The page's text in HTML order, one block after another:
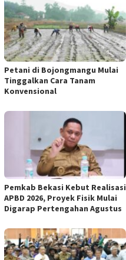
Petani di Bojongmangu Mulai
Tinggalkan Cara Tanam
Konvensional
Pemkab Bekasi Kebut Realisasi
APBD 2026, Proyek Fisik Mulai
Digarap Pertengahan Agustus